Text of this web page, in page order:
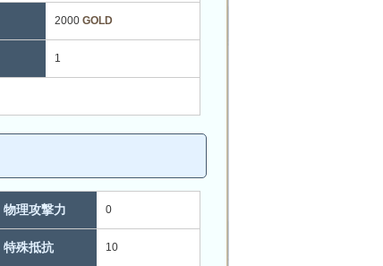
2000 GOLD
1
物理攻撃力 0
特殊抵抗 10